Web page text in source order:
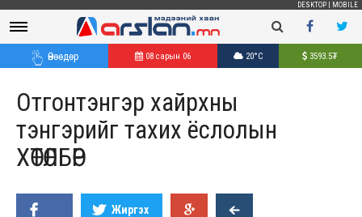
DESKTOP MOBILE
Өнөөдөр 08 сарын 06 20°C 3593.5₮
Отгонтэнгэр хайрхны
тэнгэрийг тахих ёслолын
ХӨТӨЛБӨР
Жиргэх